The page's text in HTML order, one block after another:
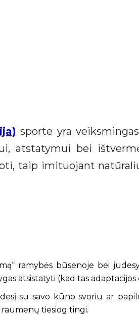
sporte yra
atstatymui bei
taip imituojant
ramybės būsenoje bei
atsistatyti (kad tas adaptacijos
su savo kūno svoriu ar
raumenų tiesiog tingi.